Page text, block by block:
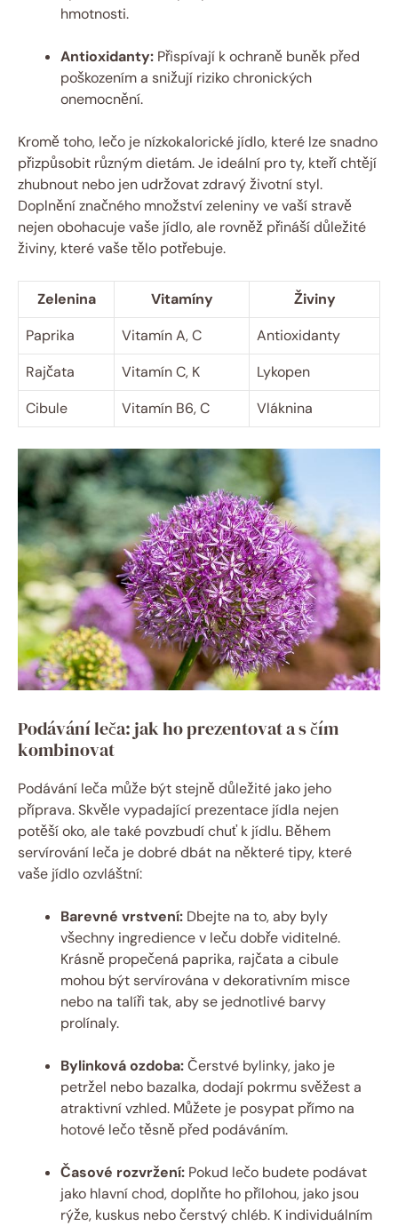
hmotnosti.
Antioxidanty: Přispívají k ochraně buněk před
poškozením a snižují riziko chronických
onemocnění.
Kromě toho, lečo je nízkokalorické jídlo, které lze snadno
přizpůsobit různým dietám. Je ideální pro ty, kteří chtějí
zhubnout nebo jen udržovat zdravý životní styl.
Doplnění značného množství zeleniny ve vaší stravě
nejen obohacuje vaše jídlo, ale rovněž přináší důležité
živiny, které vaše tělo potřebuje.
Zelenina Vitamíny
Živiny
Paprika
Vitamín A, C
Antioxidanty
Rajčata
Vitamín C, K
Lykopen
Cibule
Vitamín B6, C Vláknina
Podávání leča: jak ho prezentovat a s čím
kombinovat
Podávání leča může být stejně důležité jako jeho
příprava. Skvěle vypadající prezentace jídla nejen
potěší oko, ale také povzbudí chuť k jídlu. Během
servírování leča je dobré dbát na některé tipy, které
vaše jídlo ozvláštní:
Barevné vrstvení: Dbejte na to, aby byly
všechny ingredience v leču dobře viditelné.
Krásně propečená paprika, rajčata a cibule
mohou být servírována v dekorativním misce
nebo na talíři tak, aby se jednotlivé barvy
prolínaly.
Bylinková ozdoba:Čerstvé bylinky, jako je
petržel nebo bazalka, dodají pokrmu svěžest a
atraktivní vzhled. Můžete je posypat přímo na
hotové lečo těsně před podáváním.
Časové rozvržení: Pokud lečo budete podávat
jako hlavní chod, doplňte ho přílohou, jako jsou
rýže, kuskus nebo čerstvý chléb. K individuálním